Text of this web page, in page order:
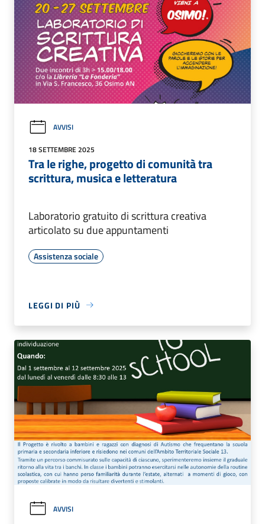
AVVISI
18 SETTEMBRE 2025
Tra le righe, progetto di comunità tra
scrittura, musica e letteratura
Laboratorio gratuito di scrittura creativa
articolato su due appuntamenti
Assistenza sociale
LEGGI DI PIÙ
AVVISI